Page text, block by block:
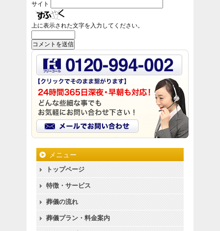
サイト
上に表示された文字を入力してください。
メニュー
トップページ
特徴・サービス
葬儀の流れ
葬儀プラン・料金案内